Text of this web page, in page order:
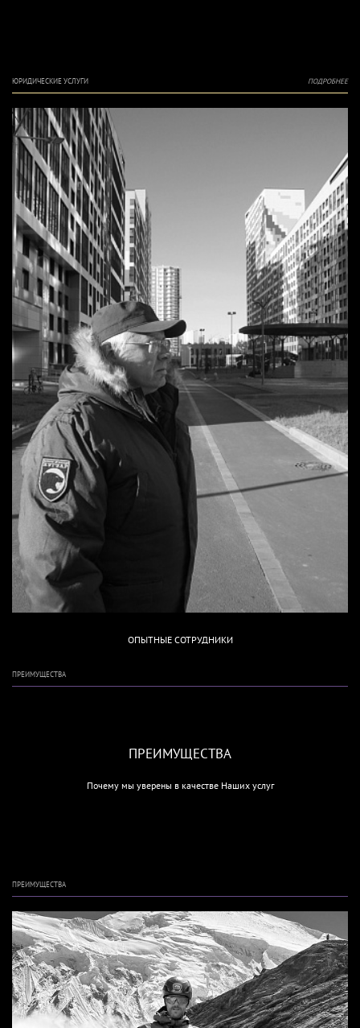
ЮРИДИЧЕСКИЕ УСЛУГИ ПОДРОБНЕЕ
ОПЫТНЫЕ СОТРУДНИКИ
ПРЕИМУЩЕСТВА
ПРЕИМУЩЕСТВА
Почему мы уверены в качестве Наших услуг
ПРЕИМУЩЕСТВА